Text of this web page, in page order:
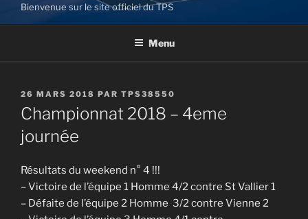
Bienvenue sur le site officiel du TPS
Menu
PUBLIÉ
LE
26 MARS 2018 PAR TPS38550
Championnat 2018 – 4eme
journée
Résultats du weekend n° 4 !!!
– Victoire de l’équipe 1 Homme 4/2 contre St Vallier 1
– Défaite de l’équipe 2 Homme 3/2 contre Vienne 2